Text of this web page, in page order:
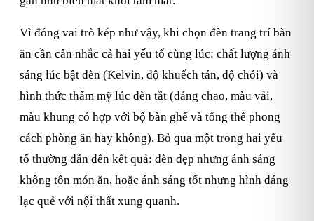
Vì đóng vai trò kép như vậy, khi chọn đèn trang trí bàn
ăn cần cân nhắc cả hai yếu tố cùng lúc: chất lượng ánh
sáng lúc bật đèn (Kelvin, độ khuếch tán, độ chói) và
hình thức thẩm mỹ lúc đèn tắt (dáng chao, màu vải,
màu khung có hợp với bộ bàn ghế và tổng thể phong
cách phòng ăn hay không). Bỏ qua một trong hai yếu
tố thường dẫn đến kết quả: đèn đẹp nhưng ánh sáng
không tôn món ăn, hoặc ánh sáng tốt nhưng hình dáng
lạc quẻ với nội thất xung quanh.